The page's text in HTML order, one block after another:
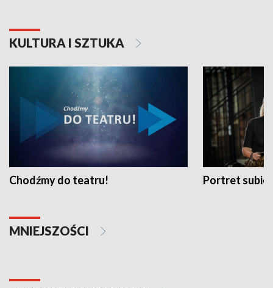
KULTURA I SZTUKA
Chodźmy do teatru! Portret
MNIEJSZOŚCI